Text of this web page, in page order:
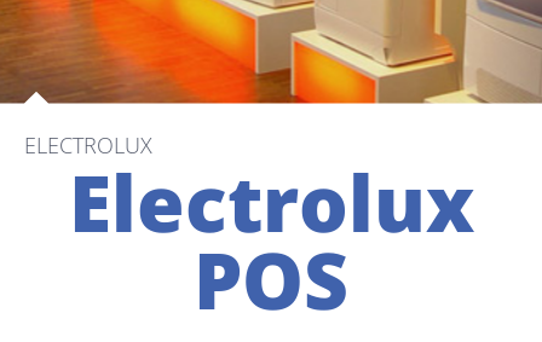
Electrolux
POS
ELECTROLUX